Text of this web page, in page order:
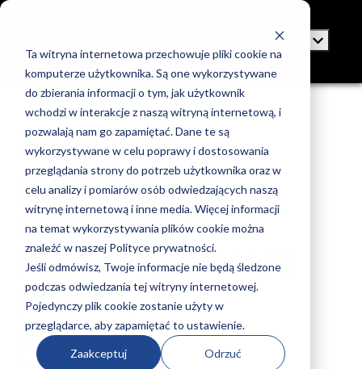
Ta witryna internetowa przechowuje pliki cookie na
komputerze użytkownika. Są one wykorzystywane
do zbierania informacji o tym, jak użytkownik
wchodzi w interakcje z naszą witryną internetową, i
pozwalają nam go zapamiętać. Dane te są
wykorzystywane w celu poprawy i dostosowania
przeglądania strony do potrzeb użytkownika oraz w
celu analizy i pomiarów osób odwiedzających naszą
witrynę internetową i inne media. Więcej informacji
na temat wykorzystywania plików cookie można
znaleźć w naszej Polityce prywatności.
Jeśli odmówisz, Twoje informacje nie będą śledzone
podczas odwiedzania tej witryny internetowej.
Pojedynczy plik cookie zostanie użyty w
przeglądarce, aby zapamiętać to ustawienie.
Zaakceptuj Odrzuć
Jak giętarki 4.0
pomagają przy
zwiększeniu
wydajności procesu
produkcji
Pubblicato daVICLA
Jul 12, 2021 9:57:54 AM
4 minutes to read